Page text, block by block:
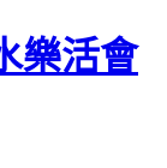
樂活會